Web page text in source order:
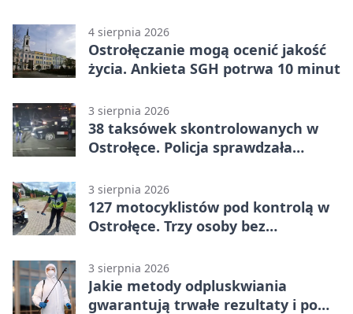
4 sierpnia 2026
Ostrołęczanie mogą ocenić jakość
życia. Ankieta SGH potrwa 10 minut
3 sierpnia 2026
38 taksówek skontrolowanych w
Ostrołęce. Policja sprawdzała
3 sierpnia 2026
127 motocyklistów pod kontrolą w
Ostrołęce. Trzy osoby bez
3 sierpnia 2026
Jakie metody odpluskwiania
gwarantują trwałe rezultaty i po